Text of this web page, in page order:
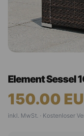
Element Sessel
150.00
inkl. MwSt. · Kostenloser